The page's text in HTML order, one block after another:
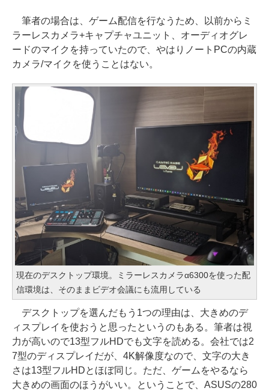
筆者の場合は、ゲーム配信を行なうため、以前からミ
ラーレスカメラ+キャプチャユニット、オーディオグレ
ードのマイクを持っていたので、やはりノートPCの内蔵
カメラ/マイクを使うことはない。
現在のデスクトップ環境。ミラーレスカメラα6300を使った配
信環境は、そのままビデオ会議にも流用している
デスクトップを選んだもう1つの理由は、大きめのデ
ィスプレイを使おうと思ったというのもある。筆者は視
力が高いので13型フルHDでも文字を読める。会社では2
7型のディスプレイだが、4K解像度なので、文字の大き
さは13型フルHDとほぼ同じ。ただ、ゲームをやるなら
大きめの画面のほうがいい。ということで、ASUSの280